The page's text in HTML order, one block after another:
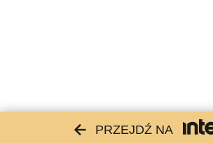
PRZEJDŹ NA